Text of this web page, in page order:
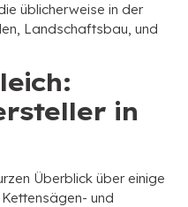
üblicherweise in der
Landschaftsbau, und
in
Überblick über einige
und